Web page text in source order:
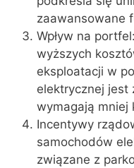
zaawansowane
Wpływ na
wyższych
eksploatacji w
elektrycznej jest
wymagają mniej
Incentywy
samochodów
związane z